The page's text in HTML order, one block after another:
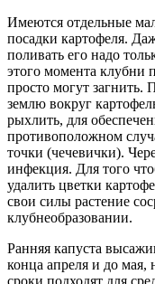
Имеются отдельные
посадки картофеля.
поливать его надо
этого момента клубни
просто могут загнить.
землю вокруг
рыхлить, для
противоположном
точки (чечевички).
инфекция. Для того
удалить цветки
свои силы растение
клубнеобразовании.
Ранняя капуста
конца апреля и до мая,
сроки подходят для